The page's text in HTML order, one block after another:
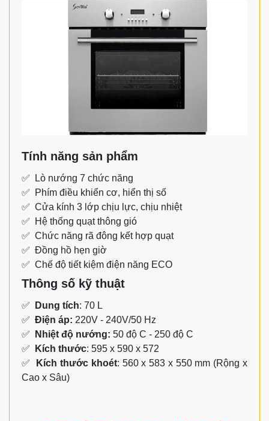
Tính năng sản phẩm
✅ Lò nướng 7 chức năng
✅ Phím điều khiển cơ, hiển thị số
✅ Cửa kính 3 lớp chịu lực, chịu nhiệt
✅ Hệ thống quạt thông gió
✅ Chức năng rã đông kết hợp quạt
✅ Đồng hồ hẹn giờ
✅ Chế độ tiết kiệm điện năng ECO
Thông số kỹ thuật
✅ Dung tích: 70 L
✅ Điện áp: 220V - 240V/50 Hz
✅
Nhiệt độ nướng: 50 độ C - 250 độ C
✅
Kích thước: 595 x 590 x 572
✅
Kích thước khoét: 560 x 583 x 550 mm (Rộng x
Cao x Sâu)